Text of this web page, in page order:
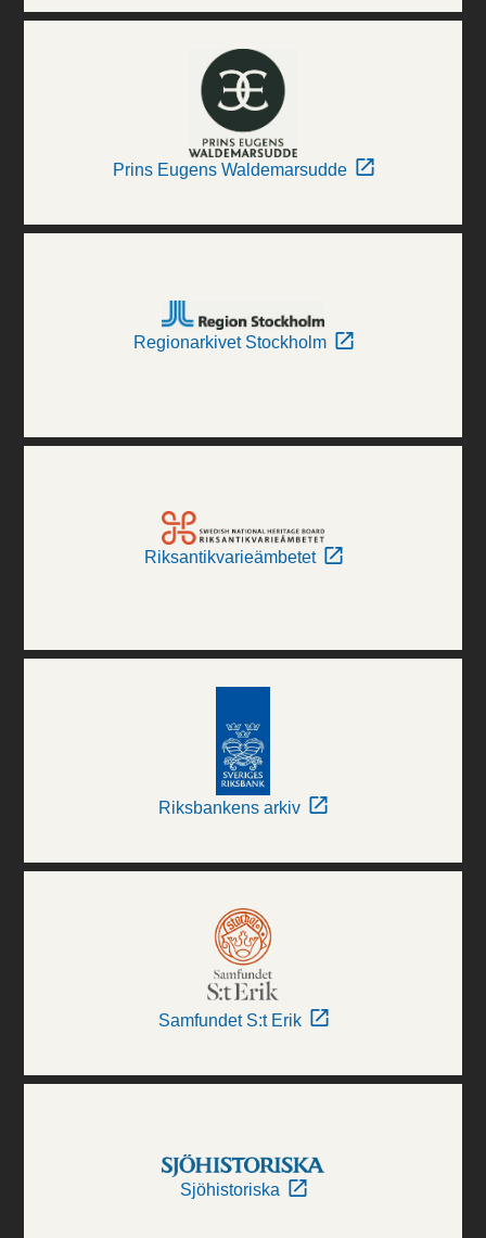
Prins Eugens Waldemarsudde
Regionarkivet Stockholm
Riksantikvarieämbetet
Riksbankens arkiv
Samfundet S:t Erik
Sjöhistoriska